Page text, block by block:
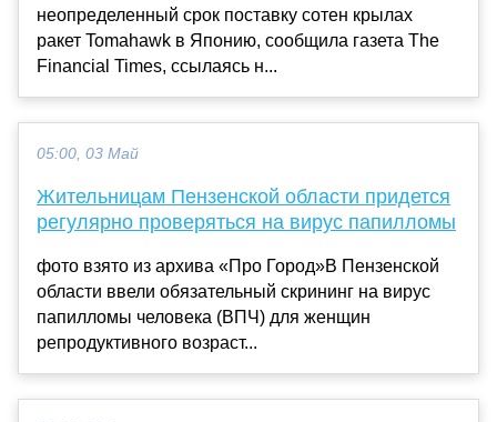
неопределенный срок поставку сотен крылах
ракет Tomahawk в Японию, сообщила газета The
Financial Times, ссылаясь н...
05:00, 03 Май
Жительницам Пензенской области придется
регулярно проверяться на вирус папилломы
фото взято из архива «Про Город»В Пензенской
области ввели обязательный скрининг на вирус
папилломы человека (ВПЧ) для женщин
репродуктивного возраст...